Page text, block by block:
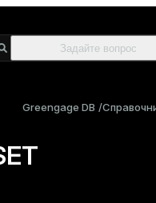
Greengage DB